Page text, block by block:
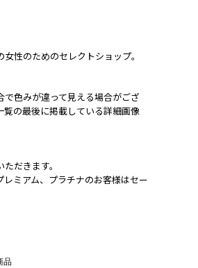
性のためのセレクトショップ。
色みが違って見える場合がござ
の最後に掲載している詳細画像
だきます。
ミアム、プラチナのお客様はセー
品